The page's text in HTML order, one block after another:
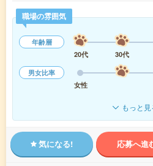
職場の雰囲気
年齢層
20代
30代
男女比率
女性
もっと見
気になる! 応募へ進